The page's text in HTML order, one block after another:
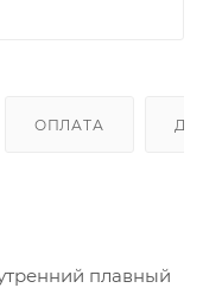
ОПЛАТА
плавный